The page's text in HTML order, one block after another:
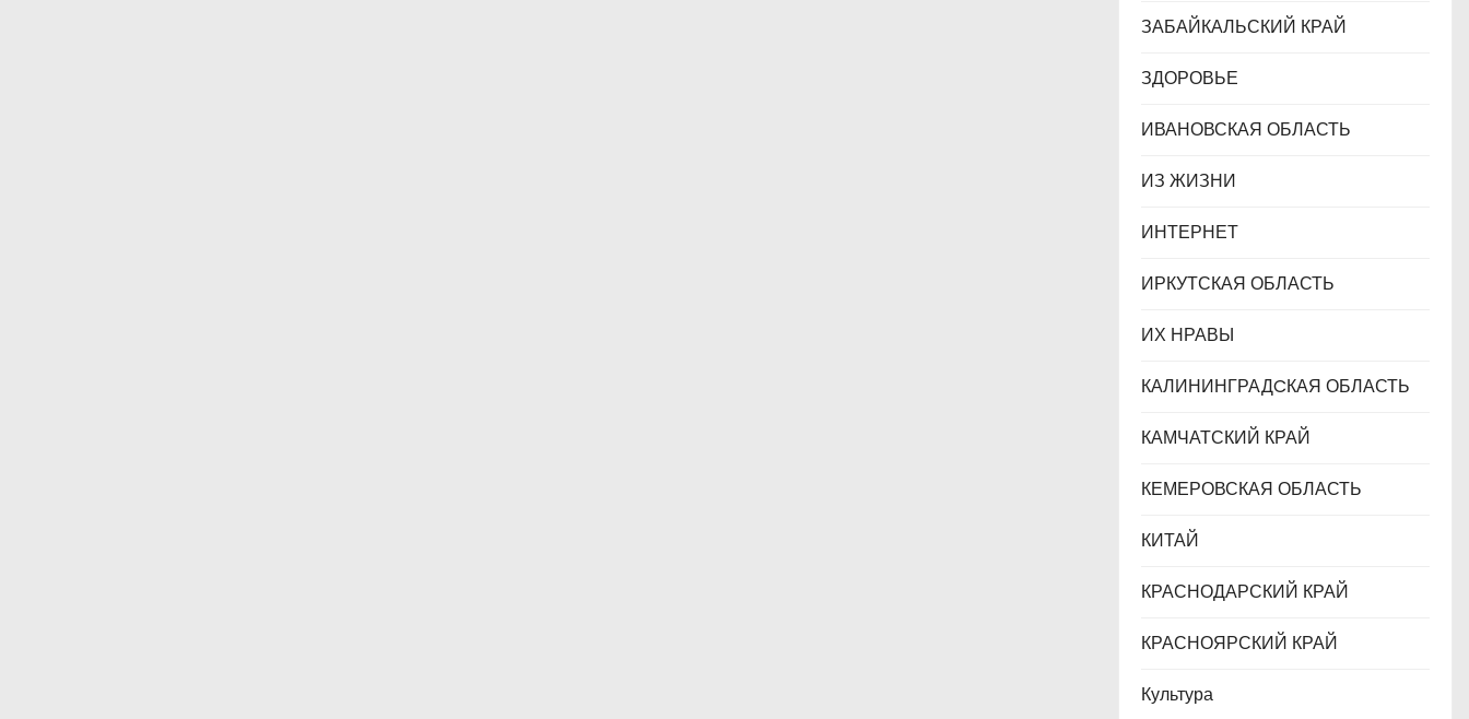
ЗАБАЙКАЛЬСКИЙ КРАЙ
ЗДОРОВЬЕ
ИВАНОВСКАЯ ОБЛАСТЬ
ИЗ ЖИЗНИ
ИНТЕРНЕТ
ИРКУТСКАЯ ОБЛАСТЬ
ИХ НРАВЫ
КАЛИНИНГРАДCКАЯ ОБЛАСТЬ
КАМЧАТСКИЙ КРАЙ
КЕМЕРОВСКАЯ ОБЛАСТЬ
КИТАЙ
КРАСНОДАРСКИЙ КРАЙ
КРАСНОЯРСКИЙ КРАЙ
Культура